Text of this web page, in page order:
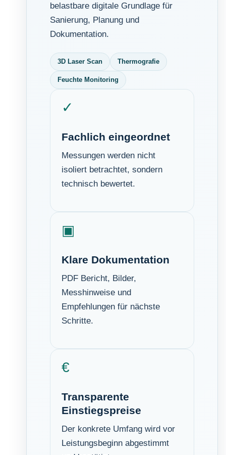
belastbare digitale Grundlage für
Sanierung, Planung und
Dokumentation.
3D Laser Scan Thermografie
Feuchte Monitoring
✓
Fachlich eingeordnet
Messungen werden nicht
isoliert betrachtet, sondern
technisch bewertet.
▣
Klare Dokumentation
PDF Bericht, Bilder,
Messhinweise und
Empfehlungen für nächste
Schritte.
€
Transparente
Einstiegspreise
Der konkrete Umfang wird vor
Leistungsbeginn abgestimmt